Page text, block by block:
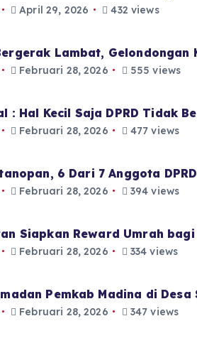
April 29, 2026 432 views
Lambat,
Februari 28, 2026 555 views
: Hal Kecil Saja DPRD Tidak
Februari 28, 2026 477 views
6 Dari 7 Anggota
Februari 28, 2026 394 views
Siapkan Reward Umrah
Februari 28, 2026 334 views
Pemkab Madina di
Februari 28, 2026 347 views